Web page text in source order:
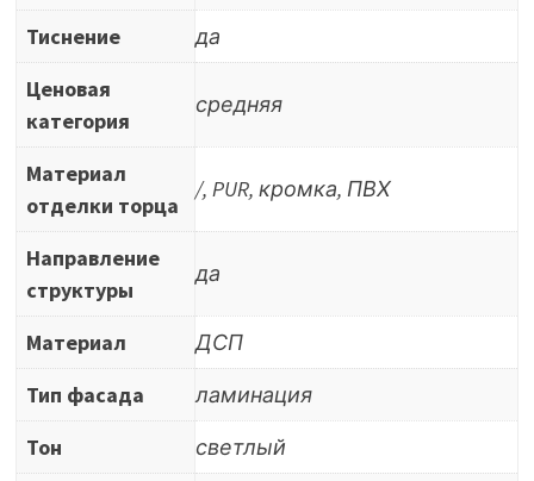
Тиснение
да
Ценовая
категория
средняя
Материал
отделки торца
/, PUR, кромка, ПВХ
Направление
структуры
да
Материал
ДСП
Тип фасада
ламинация
Тон
светлый